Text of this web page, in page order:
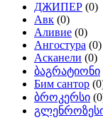
ДЖИПЕР (0)
Авк (0)
Аливиe (0)
Ангостура (0)
Асканели (0)
ბაგრატიონი
Бим сантор
ბროკერსი